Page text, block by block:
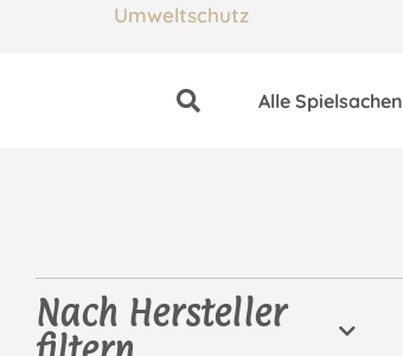
Umweltschutz
Alle Spielsachen
Nach Hersteller